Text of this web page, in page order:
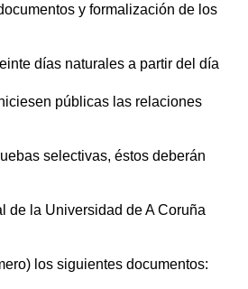
y formalización de los
días naturales a partir del día
públicas las relaciones
selectivas, éstos deberán
de la Universidad de A Coruña
los siguientes documentos: